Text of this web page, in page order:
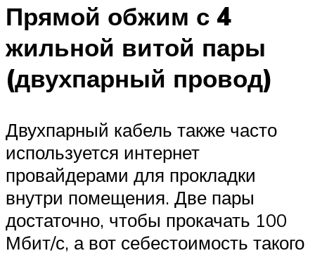
Прямой обжим с 4
жильной витой пары
(двухпарный провод)
Двухпарный кабель также часто
используется интернет
провайдерами для прокладки
внутри помещения. Две пары
достаточно, чтобы прокачать 100
Мбит/с, а вот себестоимость такого